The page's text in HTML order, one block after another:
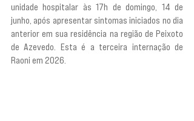
unidade hospitalar às 17h de domingo, 14 de
junho, após apresentar sintomas iniciados no dia
anterior em sua residência na região de Peixoto
de Azevedo. Esta é a terceira internação de
Raoni em 2026.